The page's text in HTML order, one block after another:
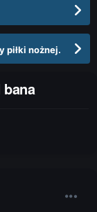
piłki nożnej.